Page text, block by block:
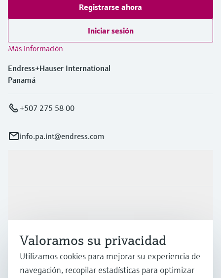
Registrarse ahora
Iniciar sesión
Más información
Endress+Hauser International
Panamá
+507 275 58 00
info.pa.int@endress.com
Soporte
Compañía
Valoramos su privacidad
Utilizamos cookies para mejorar su experiencia de
navegación, recopilar estadísticas para optimizar